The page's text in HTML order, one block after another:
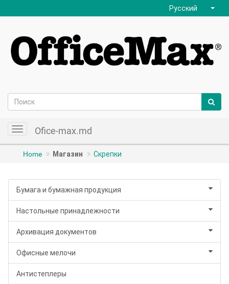
Русский
ToggleOfice-max.md
Home Магазин Скрепки
Бумага и бумажная продукция
Настольные принадлежности
Архивация документов
Офисные мелочи
Антистеплеры